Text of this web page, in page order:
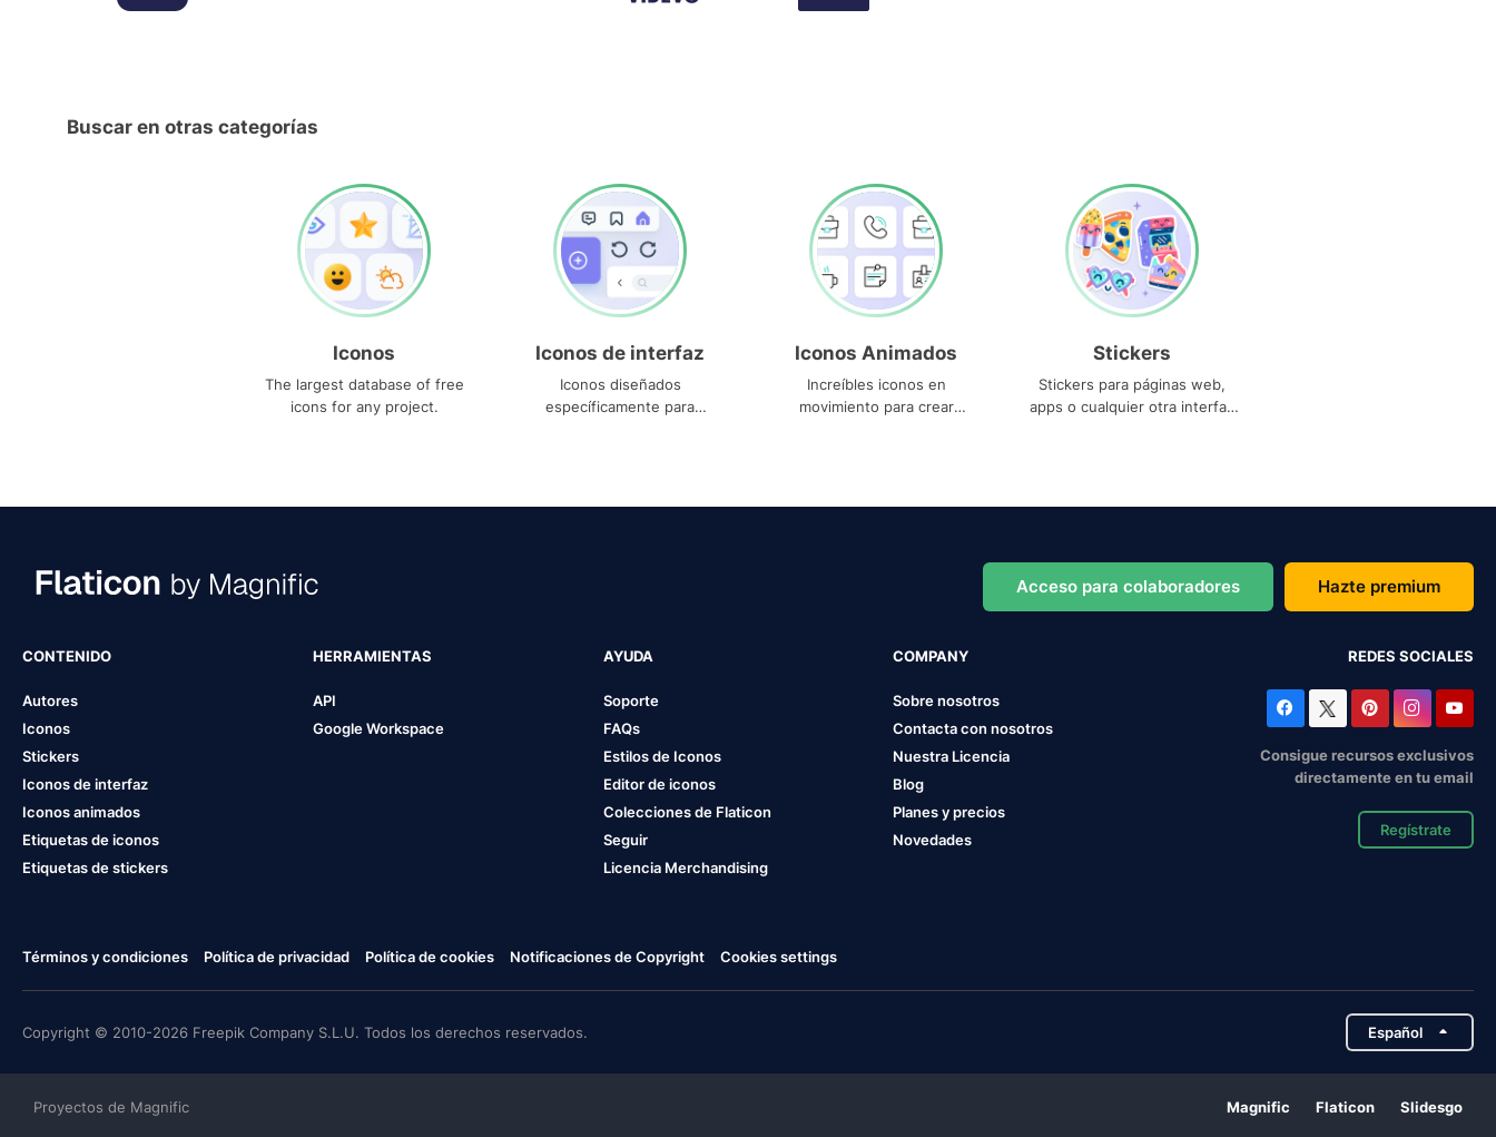
Buscar en otras categorías
Iconos
The largest database of free
icons for any project.
Iconos de interfaz
Iconos diseñados
específicamente para
Iconos Animados
Increíbles iconos en
movimiento para crear
Stickers
Stickers para páginas web,
apps o cualquier otra interfaz
Acceso para colaboradores Hazte premium
CONTENIDO
Autores
Iconos
Stickers
Iconos de interfaz
Iconos animados
Etiquetas de iconos
Etiquetas de stickers
HERRAMIENTAS
API
Google Workspace
AYUDA
Soporte
FAQs
Estilos de Iconos
Editor de iconos
Colecciones de Flaticon
Seguir
Licencia Merchandising
COMPANY
Sobre nosotros
Contacta con nosotros
Nuestra Licencia
Blog
Planes y precios
Novedades
REDES SOCIALES
Consigue recursos exclusivos
directamente en tu email
Regístrate
Términos y condiciones Política de privacidad Política de cookies Notificaciones de Copyright Cookies settings
Copyright © 2010-2026 Freepik Company S.L.U. Todos los derechos reservados. Español
Proyectos de Magnific Magnific Flaticon Slidesgo